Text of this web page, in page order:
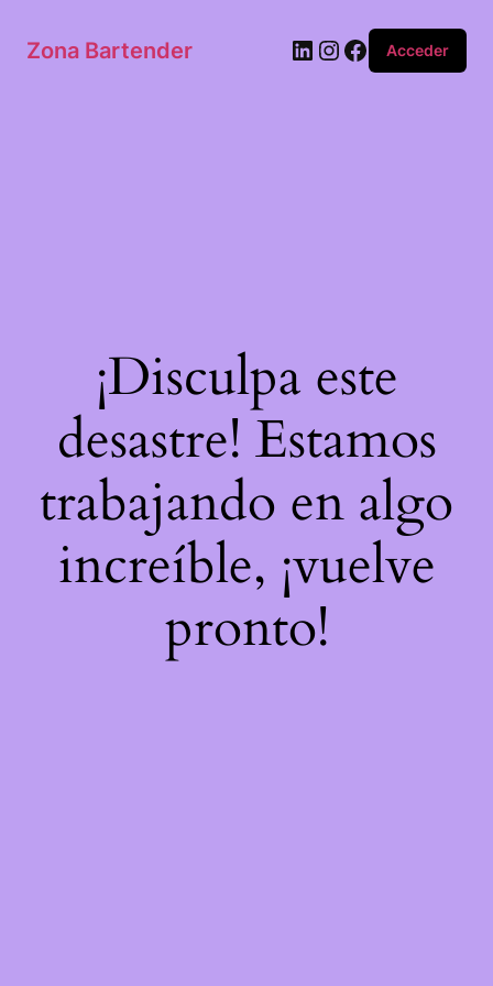
Zona Bartender Acceder
¡Disculpa este
desastre! Estamos
trabajando en algo
increíble, ¡vuelve
pronto!